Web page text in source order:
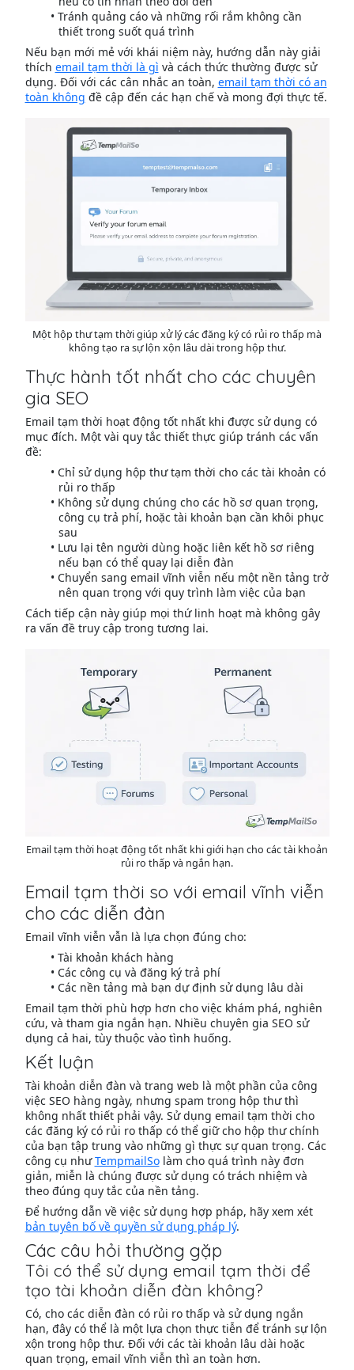
Tránh quảng cáo và những rối rắm không cần
thiết trong suốt quá trình
Nếu bạn mới mẻ với khái niệm này, hướng dẫn này giải
thích email tạm thời là gì và cách thức thường được sử
dụng. Đối với các cân nhắc an toàn, email tạm thời có an
toàn không đề cập đến các hạn chế và mong đợi thực tế.
Một hộp thư tạm thời giúp xử lý các đăng ký có rủi ro thấp mà
không tạo ra sự lộn xộn lâu dài trong hộp thư.
Thực hành tốt nhất cho các chuyên
gia SEO
Email tạm thời hoạt động tốt nhất khi được sử dụng có
mục đích. Một vài quy tắc thiết thực giúp tránh các vấn
đề:
Chỉ sử dụng hộp thư tạm thời cho các tài khoản có
rủi ro thấp
Không sử dụng chúng cho các hồ sơ quan trọng,
công cụ trả phí, hoặc tài khoản bạn cần khôi phục
sau
Lưu lại tên người dùng hoặc liên kết hồ sơ riêng
nếu bạn có thể quay lại diễn đàn
Chuyển sang email vĩnh viễn nếu một nền tảng trở
nên quan trọng với quy trình làm việc của bạn
Cách tiếp cận này giúp mọi thứ linh hoạt mà không gây
ra vấn đề truy cập trong tương lai.
Email tạm thời hoạt động tốt nhất khi giới hạn cho các tài khoản
rủi ro thấp và ngắn hạn.
Email tạm thời so với email vĩnh viễn
cho các diễn đàn
Email vĩnh viễn vẫn là lựa chọn đúng cho:
Tài khoản khách hàng
Các công cụ và đăng ký trả phí
Các nền tảng mà bạn dự định sử dụng lâu dài
Email tạm thời phù hợp hơn cho việc khám phá, nghiên
cứu, và tham gia ngắn hạn. Nhiều chuyên gia SEO sử
dụng cả hai, tùy thuộc vào tình huống.
Kết luận
Tài khoản diễn đàn và trang web là một phần của công
việc SEO hàng ngày, nhưng spam trong hộp thư thì
không nhất thiết phải vậy. Sử dụng email tạm thời cho
các đăng ký có rủi ro thấp có thể giữ cho hộp thư chính
của bạn tập trung vào những gì thực sự quan trọng. Các
công cụ nhưTempmailSolàm cho quá trình này đơn
giản, miễn là chúng được sử dụng có trách nhiệm và
theo đúng quy tắc của nền tảng.
Để hướng dẫn về việc sử dụng hợp pháp, hãy xem xét
bản tuyên bố về quyền sử dụng pháp lý.
Các câu hỏi thường gặp
Tôi có thể sử dụng email tạm thời để
tạo tài khoản diễn đàn không?
Có, cho các diễn đàn có rủi ro thấp và sử dụng ngắn
hạn, đây có thể là một lựa chọn thực tiễn để tránh sự lộn
xộn trong hộp thư. Đối với các tài khoản lâu dài hoặc
quan trọng, email vĩnh viễn thì an toàn hơn.